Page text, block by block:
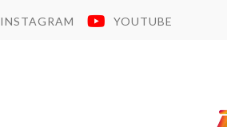
INSTAGRAM YOUTUBE